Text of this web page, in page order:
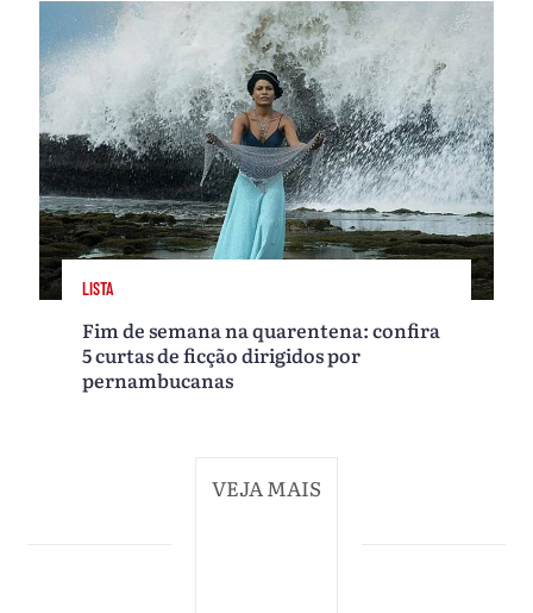
LISTA
Fim de semana na quarentena: confira
5 curtas de ficção dirigidos por
pernambucanas
VEJA MAIS